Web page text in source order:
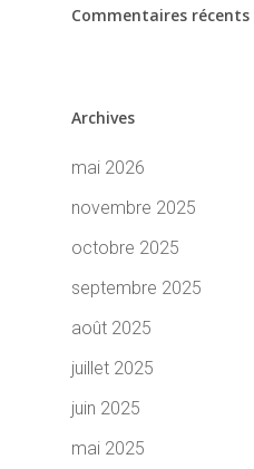
Commentaires récents
Archives
mai 2026
novembre 2025
octobre 2025
septembre 2025
août 2025
juillet 2025
juin 2025
mai 2025